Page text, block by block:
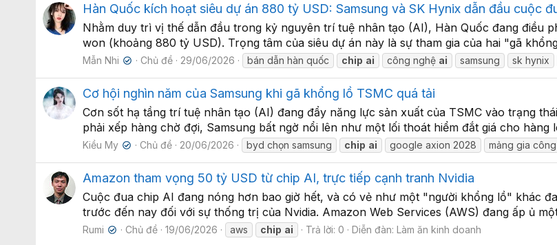
Hàn Quốc kích hoạt siêu dự án 880 tỷ USD: Samsung và SK Hynix dẫn đầu cuộc
Nhằm duy trì vị thế dẫn đầu trong kỷ nguyên trí tuệ nhân tạo (AI), Hàn Quốc đang điều
won (khoảng 880 tỷ USD). Trọng tâm của siêu dự án này là sự tham gia của hai "gã
Mẫn Nhi ✔ Chủ đề 29/06/2026 bán dẫn hàn quốc chip ai công nghệ ai samsung sk hynix
Cơ hội nghìn năm của Samsung khi gã khổng lồ TSMC quá tải
Cơn sốt hạ tầng trí tuệ nhân tạo (AI) đang đẩy năng lực sản xuất của TSMC vào trạng
phải xếp hàng chờ đợi, Samsung bất ngờ nổi lên như một lối thoát hiểm đắt giá cho hàng
Kiều My ✔ Chủ đề 20/06/2026 byd chọn samsung chip ai google axion 2028 mảng gia công
Amazon tham vọng 50 tỷ USD từ chip AI, trực tiếp cạnh tranh Nvidia
Cuộc đua chip AI đang nóng hơn bao giờ hết, và có vẻ như một "người khổng lồ" khác
trước đến nay đối với sự thống trị của Nvidia. Amazon Web Services (AWS) đang ấp ủ
Rumi ✔ Chủ đề 19/06/2026 aws chip ai Trả lời: 0 Diễn đàn:Làm ăn kinh doanh